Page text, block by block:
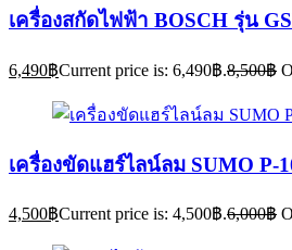
เครื่องสกัดไฟฟ้า BOSCH รุ่น
6,490฿Current price is: 6,490฿.8,500฿
เครื่องขัดแฮร์ไลน์ลม SUMO P-
4,500฿Current price is: 4,500฿.6,000฿